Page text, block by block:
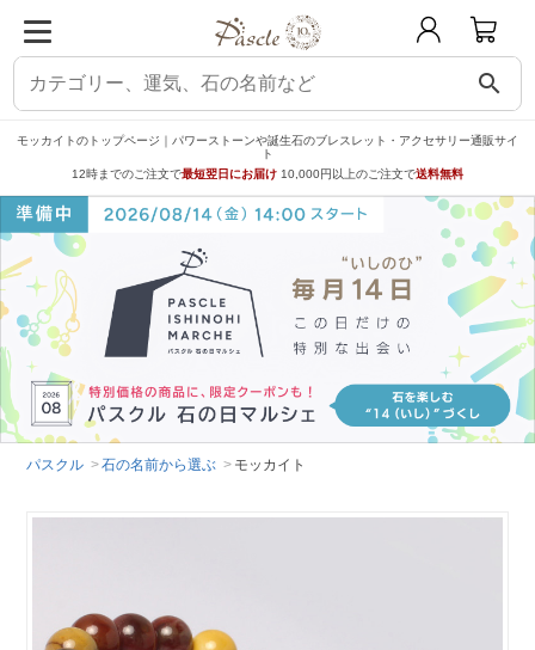
search
モッカイトのトップページ｜パワーストーンや誕生石のブレスレット・アクセサリー通販サイ
ト
12時までのご注文で最短翌日にお届け 10,000円以上のご注文で送料無料
パスクル 石の名前から選ぶ モッカイト